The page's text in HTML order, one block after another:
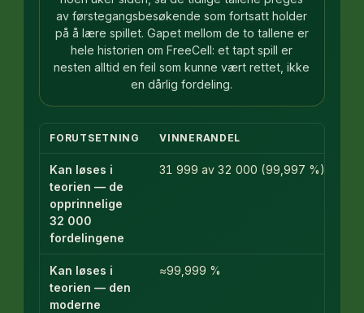
av førstegangsbesøkende som fortsatt holder
på å lære spillet. Gapet mellom de to tallene er
hele historien om FreeCell: et tapt spill er
nesten alltid en feil som kunne vært rettet, ikke
en dårlig fordeling.
FORUTSETNING VINNERANDEL
Kan løses i
teorien — de
opprinnelige
32 000
fordelingene
31 999 av 32 000 (99,997 %)
Kan løses i
teorien — den
moderne
≈99,999 %